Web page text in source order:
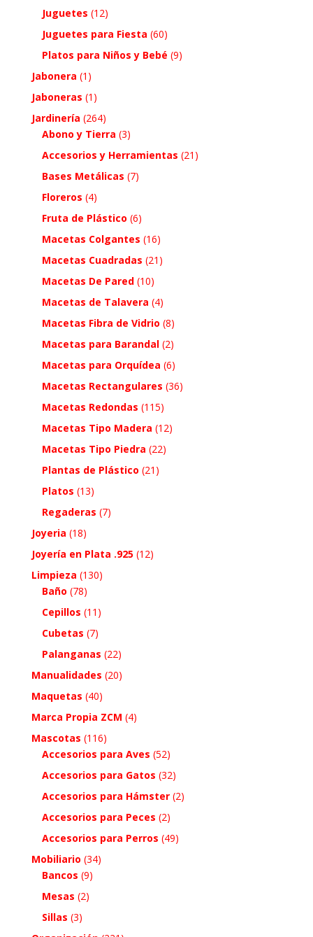
Juguetes (12)
Juguetes para Fiesta (60)
Platos para Niños y Bebé (9)
Jabonera (1)
Jaboneras (1)
Jardinería (264)
Abono y Tierra (3)
Accesorios y Herramientas (21)
Bases Metálicas (7)
Floreros (4)
Fruta de Plástico (6)
Macetas Colgantes (16)
Macetas Cuadradas (21)
Macetas De Pared (10)
Macetas de Talavera (4)
Macetas Fibra de Vidrio (8)
Macetas para Barandal (2)
Macetas para Orquídea (6)
Macetas Rectangulares (36)
Macetas Redondas (115)
Macetas Tipo Madera (12)
Macetas Tipo Piedra (22)
Plantas de Plástico (21)
Platos (13)
Regaderas (7)
Joyeria (18)
Joyería en Plata .925 (12)
Limpieza (130)
Baño (78)
Cepillos (11)
Cubetas (7)
Palanganas (22)
Manualidades (20)
Maquetas (40)
Marca Propia ZCM (4)
Mascotas (116)
Accesorios para Aves (52)
Accesorios para Gatos (32)
Accesorios para Hámster (2)
Accesorios para Peces (2)
Accesorios para Perros (49)
Mobiliario (34)
Bancos (9)
Mesas (2)
Sillas (3)